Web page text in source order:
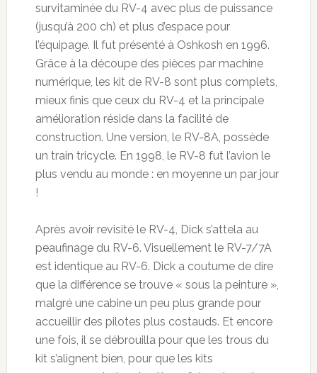
survitaminée du RV-4 avec plus de puissance
(jusqu’à 200 ch) et plus d’espace pour
l’équipage. Il fut présenté à Oshkosh en 1996.
Grâce à la découpe des pièces par machine
numérique, les kit de RV-8 sont plus complets,
mieux finis que ceux du RV-4 et la principale
amélioration réside dans la facilité de
construction. Une version, le RV-8A, possède
un train tricycle. En 1998, le RV-8 fut l’avion le
plus vendu au monde : en moyenne un par jour
!
Après avoir revisité le RV-4, Dick s’attela au
peaufinage du RV-6. Visuellement le RV-7/7A
est identique au RV-6. Dick a coutume de dire
que la différence se trouve « sous la peinture »,
malgré une cabine un peu plus grande pour
accueillir des pilotes plus costauds. Et encore
une fois, il se débrouilla pour que les trous du
kit s’alignent bien, pour que les kits